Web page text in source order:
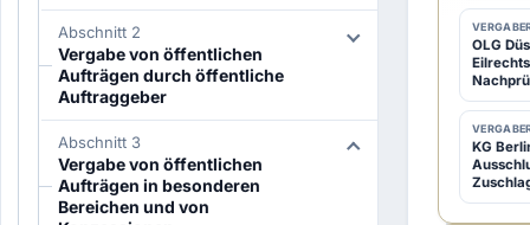
Abschnitt 2
Vergabe von öffentlichen
Aufträgen durch öffentliche
Auftraggeber
Abschnitt 3
Vergabe von öffentlichen
Aufträgen in besonderen
Bereichen und von
i
g
e
n
g
e
l
OLG
KG